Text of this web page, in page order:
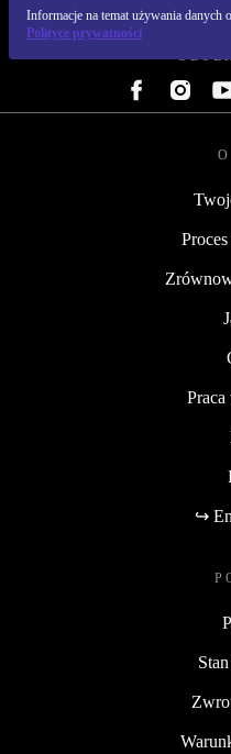
Informacje na temat używania danych
Polityce prywatności
↪